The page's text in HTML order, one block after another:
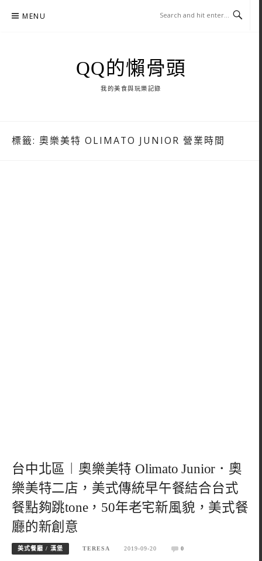
MENU
QQ的懶骨頭
我的美食與玩樂記錄
標籤: 奧樂美特 OLIMATO JUNIOR 營業時間
台中北區︱奧樂美特 Olimato Junior．奧
樂美特二店，美式傳統早午餐結合台式
餐點夠跳tone，50年老宅新風貌，美式餐
廳的新創意
美式餐廳 / 漢堡 TERESA 2019-09-20 0